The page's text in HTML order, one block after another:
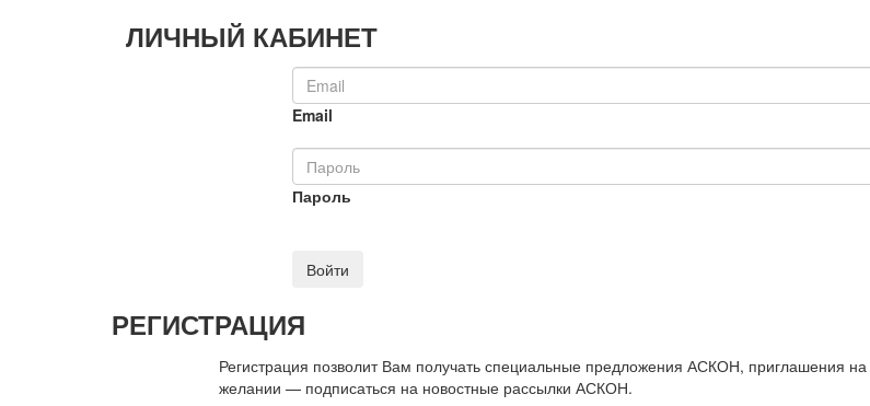
ЛИЧНЫЙ КАБИНЕТ
Email
Пароль
Войти
РЕГИСТРАЦИЯ
Регистрация позволит Вам получать специальные предложения АСКОН, приглашения
желании — подписаться на новостные рассылки АСКОН.